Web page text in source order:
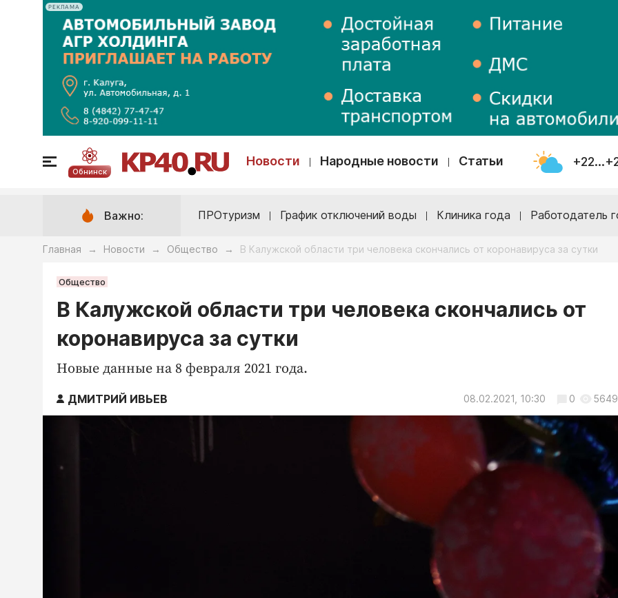
РЕКЛАМА
Обнинск
Новости Народные новости Статьи
Важно: ПРОтуризм График отключений воды Клиника года Работодатель
Главная → Новости → Общество → В Калужской области три человека скончались от коронавируса за сутки
Общество
В Калужской области три человека скончались от
коронавируса за сутки
Новые данные на 8 февраля 2021 года.
ДМИТРИЙ ИВЬЕВ 08.02.2021, 10:30 0 5649